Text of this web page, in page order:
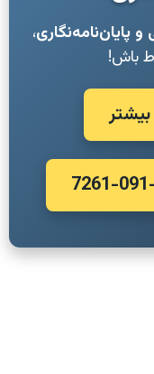
و پایان‌نامه‌نگاری،
باش!